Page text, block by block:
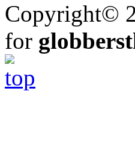
Copyright©
for